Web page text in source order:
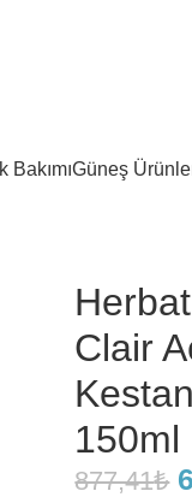
BakımıGüneş
Clair
150ml
877,41₺